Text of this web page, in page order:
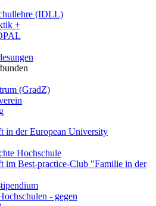
(IDLL)
+
(GradZ)